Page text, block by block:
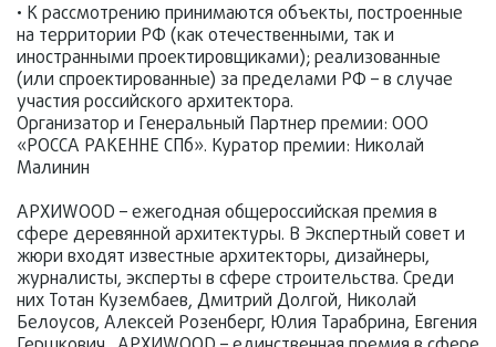
• К рассмотрению принимаются объекты, построенные
на территории РФ (как отечественными, так и
иностранными проектировщиками); реализованные
(или спроектированные) за пределами РФ – в случае
участия российского архитектора.
Организатор и Генеральный Партнер премии: ООО
«РОССА РАКЕННЕ СПб». Куратор премии: Николай
Малинин
АРХИWOOD – ежегодная общероссийская премия в
сфере деревянной архитектуры. В Экспертный совет и
жюри входят известные архитекторы, дизайнеры,
журналисты, эксперты в сфере строительства. Среди
них Тотан Кузембаев, Дмитрий Долгой, Николай
Белоусов, Алексей Розенберг, Юлия Тарабрина, Евгения